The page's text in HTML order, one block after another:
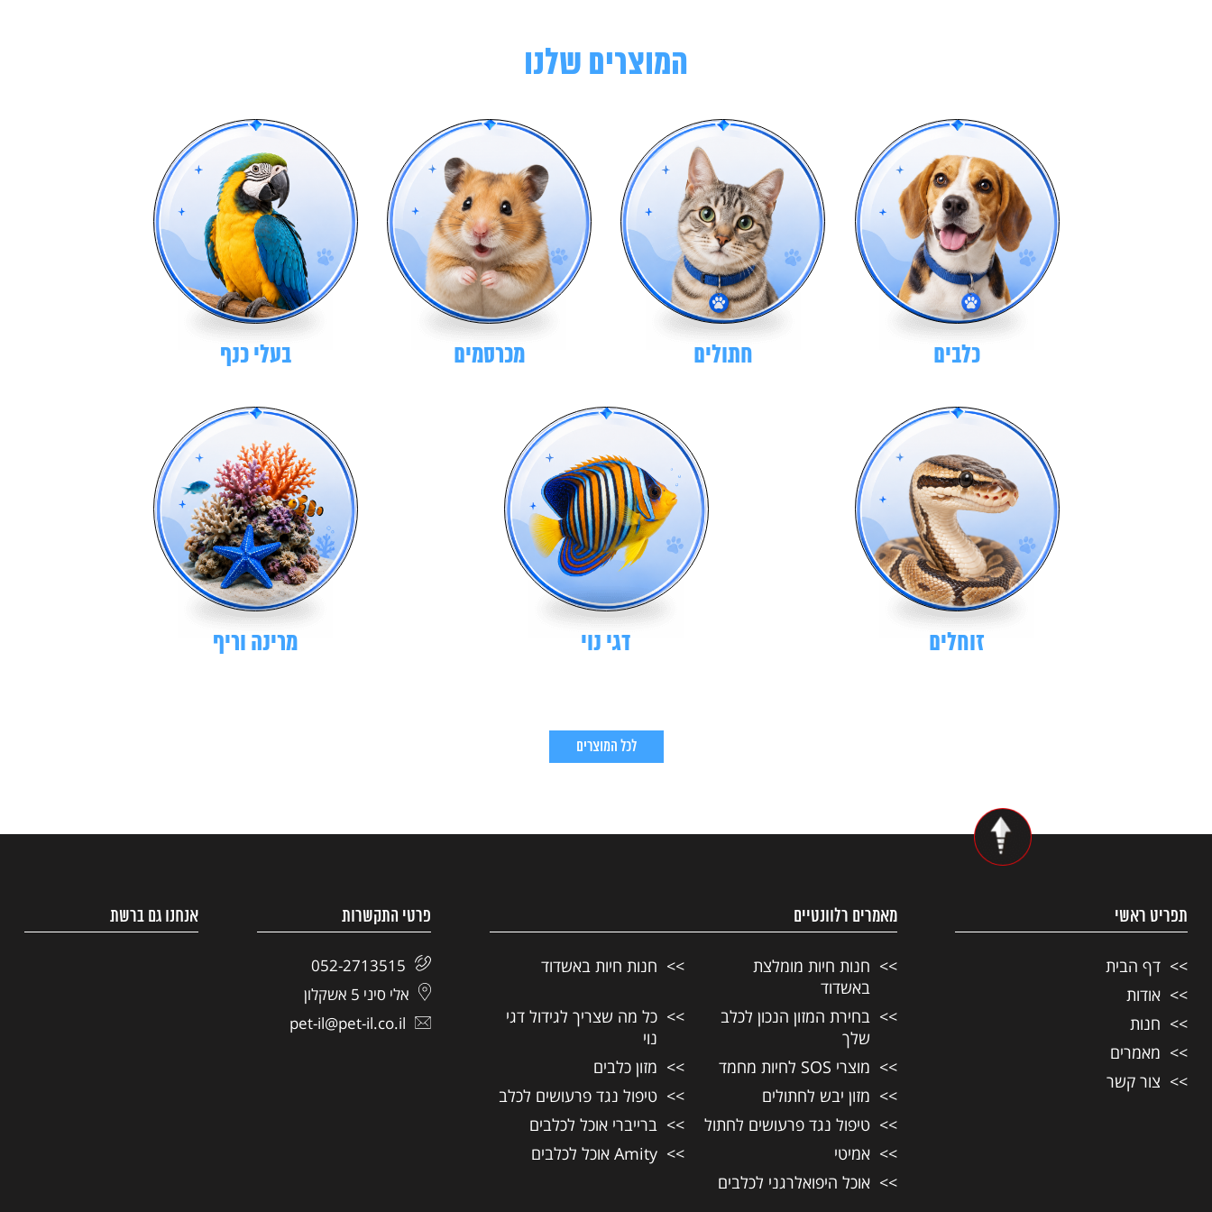
המוצרים שלנו
כלבים חתולים מכרסמים בעלי כנף
זוחלים דגי נוי מרינה וריף
לכל המוצרים
תפריט ראשי
דף הבית
אודות
חנות
מאמרים
צור קשר
מאמרים רלוונטיים
חנות חיות מומלצת
באשדוד
חנות חיות באשדוד
בחירת המזון הנכון לכלב
שלך
כל מה שצריך לגידול דגי
נוי
מוצרי SOS לחיות מחמד
מזון כלבים
מזון יבש לחתולים
טיפול נגד פרעושים לכלב
טיפול נגד פרעושים לחתול
ברייברי אוכל לכלבים
אמיטי
Amity אוכל לכלבים
אוכל היפואלרגני לכלבים
פרטי התקשרות
052-2713515
אלי סיני 5 אשקלון
pet-il@pet-il.co.il
אנחנו גם ברשת